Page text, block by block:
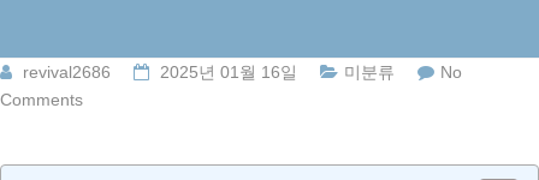
revival2686 2025년 01월 16일 미분류
No
Comments